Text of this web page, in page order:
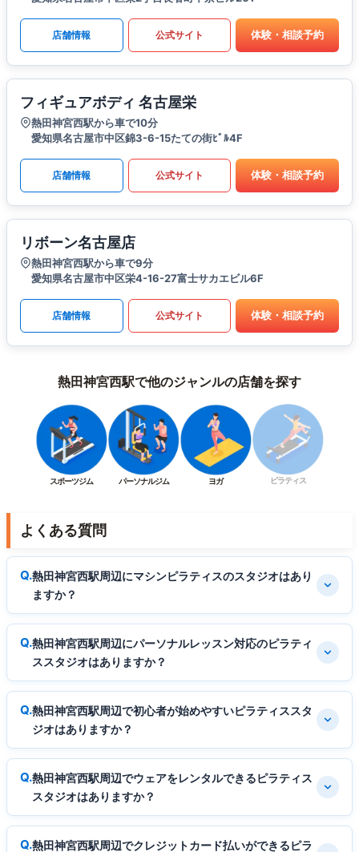
店舗情報 公式サイト 体験・相談予約
フィギュアボディ 名古屋栄
熱田神宮西駅から車で10分
愛知県名古屋市中区錦3-6-15たての街ﾋﾞﾙ4F
店舗情報 公式サイト 体験・相談予約
リボーン名古屋店
熱田神宮西駅から車で9分
愛知県名古屋市中区栄4-16-27富士サカエビル6F
店舗情報 公式サイト 体験・相談予約
熱田神宮西駅で他のジャンルの店舗を探す
スポーツジム パーソナルジム ヨガ ピラティス
よくある質問
熱田神宮西駅周辺にマシンピラティスのスタジオはあり
ますか？
熱田神宮西駅周辺にパーソナルレッスン対応のピラティ
ススタジオはありますか？
熱田神宮西駅周辺で初心者が始めやすいピラティススタ
ジオはありますか？
熱田神宮西駅周辺でウェアをレンタルできるピラティス
スタジオはありますか？
熱田神宮西駅周辺でクレジットカード払いができるピラ